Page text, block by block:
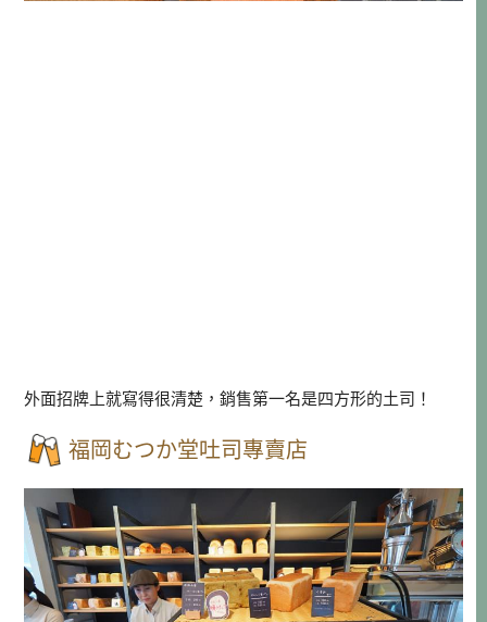
外面招牌上就寫得很清楚，銷售第一名是四方形的土司！
福岡むつか堂吐司專賣店